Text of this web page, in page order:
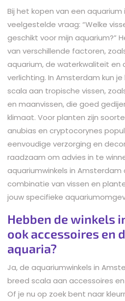
Bij het kopen van een
veelgestelde vraag: “Welke
geschikt voor mijn aquarium?”
van verschillende factoren,
aquarium, de waterkwaliteit en
verlichting. In Amsterdam kun
scala aan tropische vissen,
en maanvissen, die goed
klimaat. Voor planten zijn
anubias en cryptocorynes
eenvoudige verzorging en
raadzaam om advies in te
aquariumwinkels in Amsterdam
combinatie van vissen en
jouw specifieke
Hebben de winkels
ook accessoires en
aquaria?
Ja, de aquariumwinkels in
breed scala aan accessoires
Of je nu op zoek bent naar